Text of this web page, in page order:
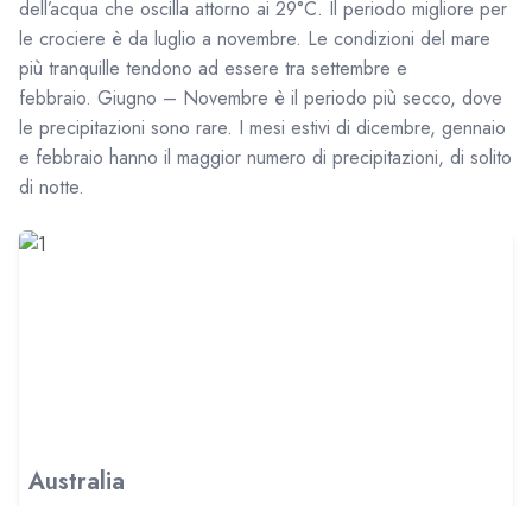
dell’acqua che oscilla attorno ai 29°C. Il periodo migliore per
le crociere è da luglio a novembre. Le condizioni del mare
più tranquille tendono ad essere tra settembre e
febbraio. Giugno – Novembre è il periodo più secco, dove
le precipitazioni sono rare. I mesi estivi di dicembre, gennaio
e febbraio hanno il maggior numero di precipitazioni, di solito
di notte.
Australia